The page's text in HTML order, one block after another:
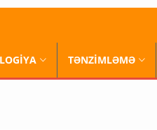
TƏNZİMLƏMƏ